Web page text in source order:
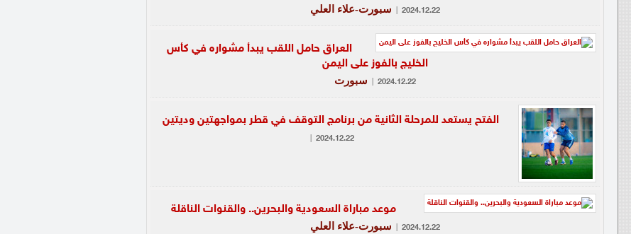
2024.12.22 سبورت-علاء العلي
العراق حامل اللقب يبدأ مشواره في كأس
الخليج بالفوز على اليمن
2024.12.22 سبورت
الفتح يستعد للمرحلة الثانية من برنامج التوقف في قطر بمواجهتين وديتين
2024.12.22
موعد مباراة السعودية والبحرين.. والقنوات الناقلة
2024.12.22 سبورت-علاء العلي